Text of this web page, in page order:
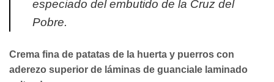
especiado del embutido de la Cruz del
Pobre.
Crema fina de patatas de la huerta y puerros con
aderezo superior de láminas de guanciale laminado